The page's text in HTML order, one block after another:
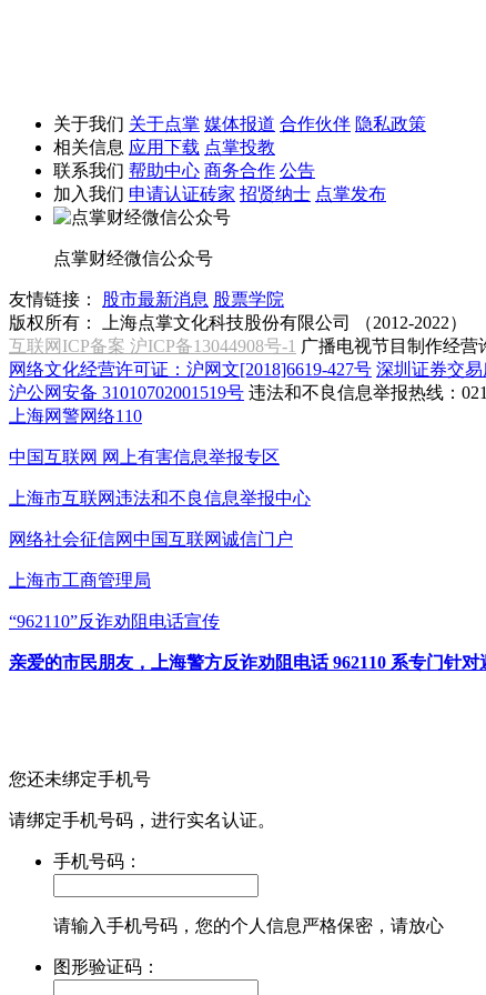
关于我们 关于点掌 媒体报道 合作伙伴 隐私政策
相关信息 应用下载 点掌投教
联系我们 帮助中心 商务合作 公告
加入我们 申请认证砖家 招贤纳士 点掌发布
点掌财经微信公众号
友情链接： 股市最新消息 股票学院
版权所有：
上海点掌文化科技股份有限公司 （2012-2022）
互联网ICP备案 沪ICP备13044908号-1 广播电视节目制作经营
网络文化经营许可证：沪网文[2018]6619-427号 深圳证券交
沪公网安备 31010702001519号 违法和不良信息举报热线：
上海网警网络110
中国互联网 网上有害信息举报专区
上海市互联网违法和不良信息举报中心
网络社会征信网中国互联网诚信门户
上海市工商管理局
“962110”反诈劝阻电话宣传
亲爱的市民朋友，上海警方反诈劝阻电话 962110 系专门针
您还未绑定手机号
请绑定手机号码，进行实名认证。
手机号码：
请输入手机号码，您的个人信息严格保密，请放心
图形验证码：